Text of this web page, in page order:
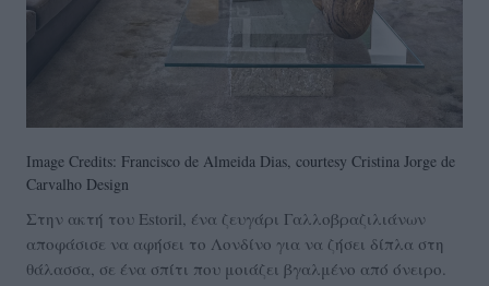
Image Credits: Francisco de Almeida Dias, courtesy Cristina Jorge de
Carvalho Design
Στην ακτή του Estoril, ένα ζευγάρι Γαλλοβραζιλιάνων
αποφάσισε να αφήσει το Λονδίνο για να ζήσει δίπλα στη
θάλασσα, σε ένα σπίτι που μοιάζει βγαλμένο από όνειρο.